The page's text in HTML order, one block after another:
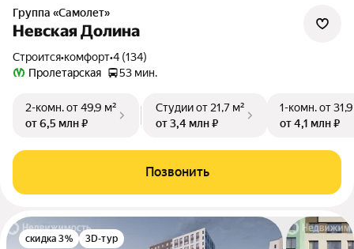
Группа «Самолет»
Невская Долина
Строится•комфорт•4 (134)
Пролетарская
53 мин.
2-комн.от 49,9 м²
от 6,5 млн ₽
Студииот 21,7 м²
от 3,4 млн ₽
1-комн.от
от 4,1 млн ₽
Позвонить
скидка 3% 3D-тур